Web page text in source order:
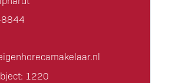
1220